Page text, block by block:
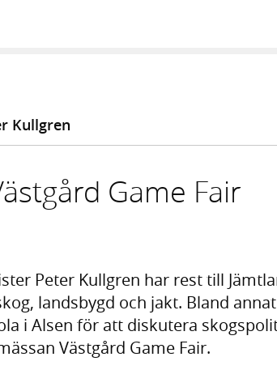
Kullgren
Game Fair
Peter Kullgren har rest till
landsbygd och jakt. Bland
i Alsen för att diskutera
Västgård Game Fair.